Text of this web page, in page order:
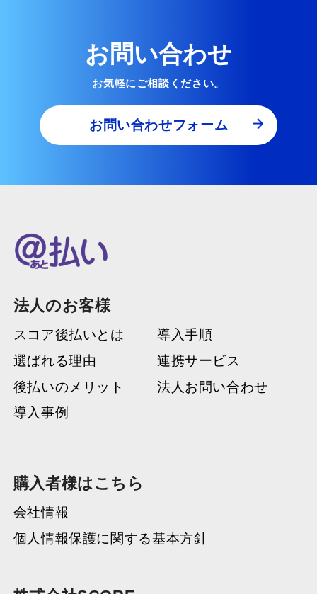
お問い合わせ
お気軽にご相談ください。
お問い合わせフォーム
法人のお客様
スコア後払いとは
導入手順
選ばれる理由
連携サービス
後払いのメリット
法人お問い合わせ
導入事例
購入者様はこちら
会社情報
個人情報保護に関する基本方針